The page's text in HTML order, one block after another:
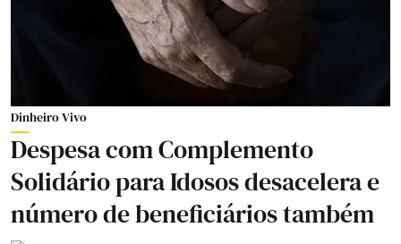
Dinheiro Vivo
Despesa com Complemento
Solidário para Idosos desacelera e
número de beneficiários também